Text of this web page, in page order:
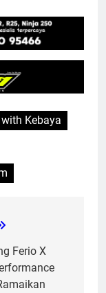
Kebaya
Ferio X